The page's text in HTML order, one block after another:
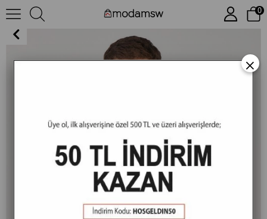
0
MSW Tencel Erkek Regular Fit Marin Bisiklet Yaka T-shirt
×